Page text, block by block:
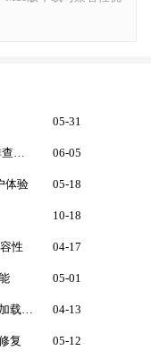
05-31
06-05
体验 05-18
10-18
性 04-17
05-01
04-13
复 05-12